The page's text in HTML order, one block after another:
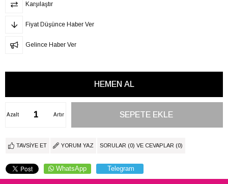
Karşılaştır
Fiyat Düşünce Haber Ver
Gelince Haber Ver
Artır
Azalt
TAVSIYE ET YORUM YAZ SORULAR (0) VE CEVAPLAR (0)
WhatsApp Telegram